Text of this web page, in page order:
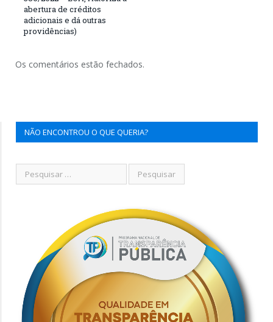
abertura de créditos
adicionais e dá outras
providências)
Os comentários estão fechados.
NÃO ENCONTROU O QUE QUERIA?